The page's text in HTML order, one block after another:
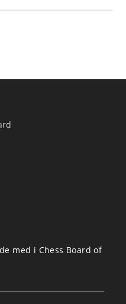
med i Chess Board of